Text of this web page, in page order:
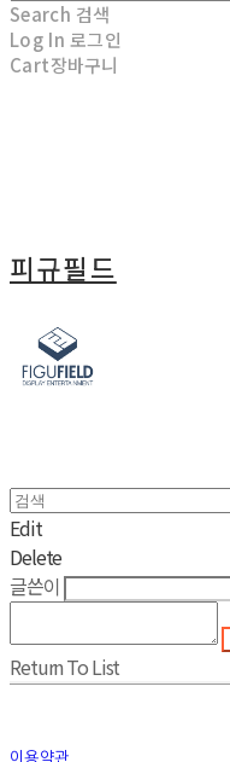
Search 검색
Log In 로그인
Cart장바구니
피규필드
Edit
Delete
글쓴이
Return To List
이용약관